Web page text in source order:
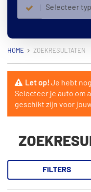
Selecteer
HOME ZOEKRESULTATEN
Let op!Je hebt
Selecteer je auto om
geschikt zijn voor
FILTERS